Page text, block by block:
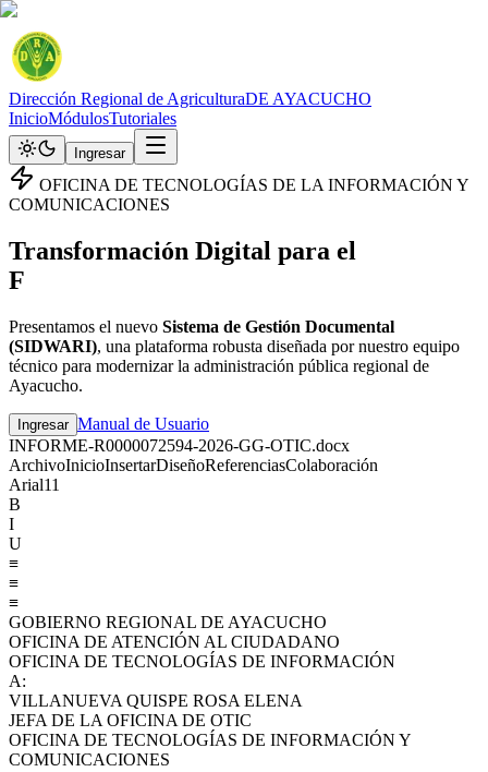
Dirección Regional de AgriculturaDE AYACUCHO
InicioMódulosTutoriales
Ingresar
OFICINA DE TECNOLOGÍAS DE LA INFORMACIÓN Y
COMUNICACIONES
Transformación Digital para el
F
Presentamos el nuevo Sistema de Gestión Documental
(SIDWARI), una plataforma robusta diseñada por nuestro equipo
técnico para modernizar la administración pública regional de
Ayacucho.
Ingresar Manual de Usuario
INFORME-R0000072594-2026-GG-OTIC.docx
ArchivoInicioInsertarDiseñoReferenciasColaboración
Arial11
B
I
U
≡
≡
≡
GOBIERNO REGIONAL DE AYACUCHO
OFICINA DE ATENCIÓN AL CIUDADANO
OFICINA DE TECNOLOGÍAS DE INFORMACIÓN
A:
VILLANUEVA QUISPE ROSA ELENA
JEFA DE LA OFICINA DE OTIC
OFICINA DE TECNOLOGÍAS DE INFORMACIÓN Y
COMUNICACIONES